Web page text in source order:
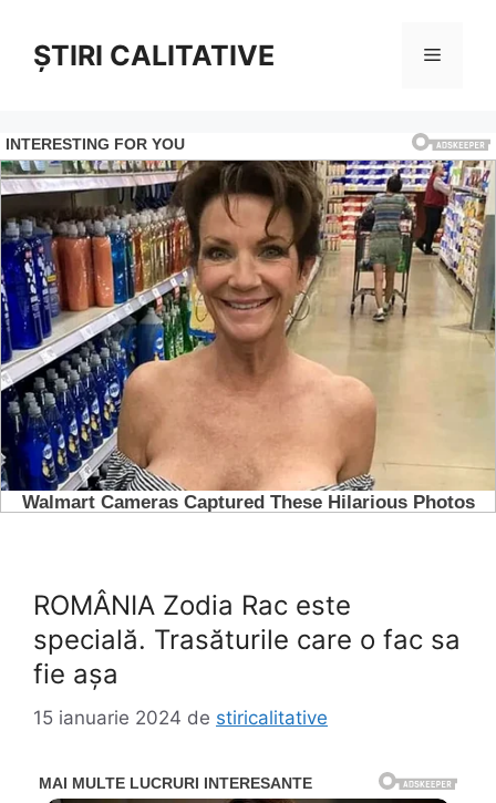
conținutȘTIRI CALITATIVE Meniu
ROMÂNIA Zodia Rac este
specială. Trasăturile care o fac sa
fie așa
15 ianuarie 2024 de stiricalitative